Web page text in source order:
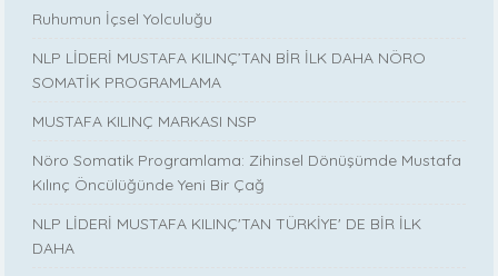
Ruhumun İçsel Yolculuğu
NLP LİDERİ MUSTAFA KILINÇ’TAN BİR İLK DAHA NÖRO
SOMATİK PROGRAMLAMA
MUSTAFA KILINÇ MARKASI NSP
Nöro Somatik Programlama: Zihinsel Dönüşümde Mustafa
Kılınç Öncülüğünde Yeni Bir Çağ
NLP LİDERİ MUSTAFA KILINÇ'TAN TÜRKİYE' DE BİR İLK
DAHA